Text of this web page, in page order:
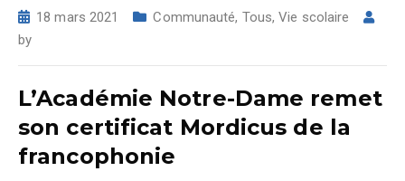
18 mars 2021 Communauté, Tous,Vie scolaire
by
L’Académie Notre-Dame remet
son certificat Mordicus de la
francophonie